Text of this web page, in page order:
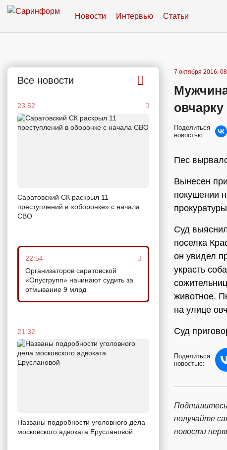
Новости Интервью Статьи
Все новости
23:52
Саратовский СК раскрыл 11
преступлений в «оборонке» с начала
СВО
22:54
Организаторов саратовской
«Опусгрупп» начинают судить за
отмывание 9 млрд
21:32
Названы подробности уголовного дела
московского адвоката Еруслановой
7 октября 2016,
овчарку
Поделиться
новостью:
Пес
Вынесен
покушении
Суд
поселка
он увидел
украсть
животное.
на улице
Суд
Поделиться
новостью:
получайте
новости